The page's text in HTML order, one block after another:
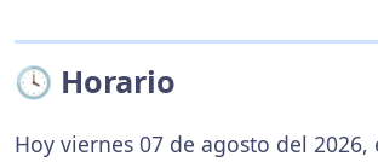
🕓 Horario
Hoy viernes 07 de agosto del